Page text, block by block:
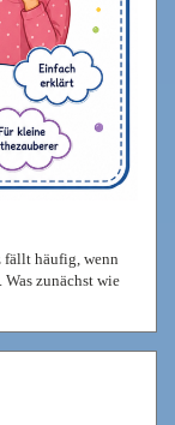
fällt häufig, wenn
zunächst wie